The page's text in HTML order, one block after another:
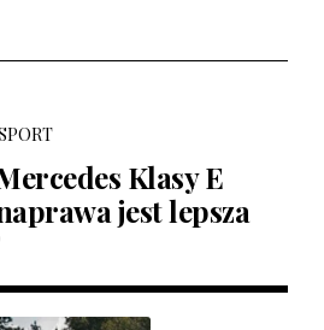
Klasy E
jest lepsza